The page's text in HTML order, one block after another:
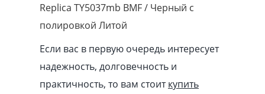
Replica TY5037mb BMF / Черный с
полировкой Литой
Если вас в первую очередь интересует
надежность, долговечность и
практичность, то вам стоиткупить